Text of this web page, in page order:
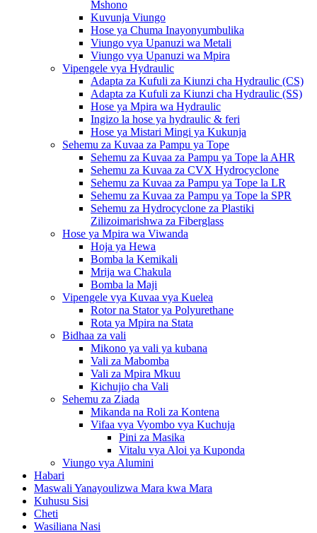
Mshono
Kuvunja Viungo
Hose ya Chuma Inayonyumbulika
Viungo vya Upanuzi wa Metali
Viungo vya Upanuzi wa Mpira
Vipengele vya Hydraulic
Adapta za Kufuli za Kiunzi cha Hydraulic (CS)
Adapta za Kufuli za Kiunzi cha Hydraulic (SS)
Hose ya Mpira wa Hydraulic
Ingizo la hose ya hydraulic & feri
Hose ya Mistari Mingi ya Kukunja
Sehemu za Kuvaa za Pampu ya Tope
Sehemu za Kuvaa za Pampu ya Tope la AHR
Sehemu za Kuvaa za CVX Hydrocyclone
Sehemu za Kuvaa za Pampu ya Tope la LR
Sehemu za Kuvaa za Pampu ya Tope la SPR
Sehemu za Hydrocyclone za Plastiki
Zilizoimarishwa za Fiberglass
Hose ya Mpira wa Viwanda
Hoja ya Hewa
Bomba la Kemikali
Mrija wa Chakula
Bomba la Maji
Vipengele vya Kuvaa vya Kuelea
Rotor na Stator ya Polyurethane
Rota ya Mpira na Stata
Bidhaa za vali
Mikono ya vali ya kubana
Vali za Mabomba
Vali za Mpira Mkuu
Kichujio cha Vali
Sehemu za Ziada
Mikanda na Roli za Kontena
Vifaa vya Vyombo vya Kuchuja
Pini za Masika
Vitalu vya Aloi ya Kuponda
Viungo vya Alumini
Habari
Maswali Yanayoulizwa Mara kwa Mara
Kuhusu Sisi
Cheti
Wasiliana Nasi